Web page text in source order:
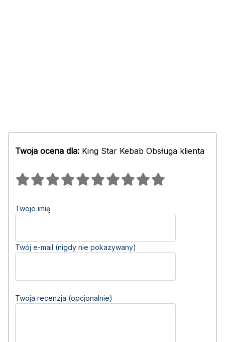
Twoja ocena dla: King Star Kebab Obsługa klienta
Twoje imię
Twój e-mail (nigdy nie pokazywany)
Twoja recenzja (opcjonalnie)